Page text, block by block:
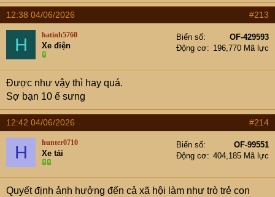
12:38 04/06/2026 #213
H hatinh5760
Xe điện
Biển số
OF-429593
Động cơ
196,770 Mã lực
Được như vậy thì hay quá.
Sợ bạn 10 ế sưng
12:42 04/06/2026 #214
H hunter0710
Xe tải
Biển số
OF-99551
Động cơ
404,185 Mã lực
Quyết định ảnh hưởng đến cả xã hội làm như trò trẻ con